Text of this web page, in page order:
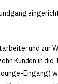
und zur
Kunden in die
Eingang)